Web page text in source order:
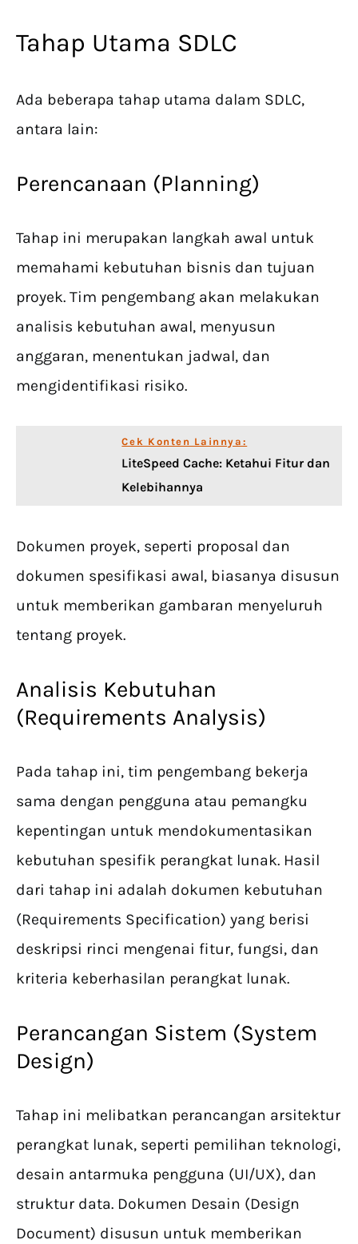
Tahap Utama SDLC
Ada beberapa tahap utama dalam SDLC,
antara lain:
Perencanaan (Planning)
Tahap ini merupakan langkah awal untuk
memahami kebutuhan bisnis dan tujuan
proyek. Tim pengembang akan melakukan
analisis kebutuhan awal, menyusun
anggaran, menentukan jadwal, dan
mengidentifikasi risiko.
Cek Konten Lainnya:
LiteSpeed Cache: Ketahui Fitur dan
Kelebihannya
Dokumen proyek, seperti proposal dan
dokumen spesifikasi awal, biasanya disusun
untuk memberikan gambaran menyeluruh
tentang proyek.
Analisis Kebutuhan
(Requirements Analysis)
Pada tahap ini, tim pengembang bekerja
sama dengan pengguna atau pemangku
kepentingan untuk mendokumentasikan
kebutuhan spesifik perangkat lunak. Hasil
dari tahap ini adalah dokumen kebutuhan
(Requirements Specification) yang berisi
deskripsi rinci mengenai fitur, fungsi, dan
kriteria keberhasilan perangkat lunak.
Perancangan Sistem (System
Design)
Tahap ini melibatkan perancangan arsitektur
perangkat lunak, seperti pemilihan teknologi,
desain antarmuka pengguna (UI/UX), dan
struktur data. Dokumen Desain (Design
Document) disusun untuk memberikan